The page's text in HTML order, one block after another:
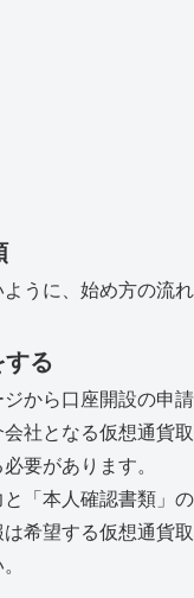
うに、始め方の流れ
る
から口座開設の申請
社となる仮想通貨取
要があります。
「本人確認書類」の
希望する仮想通貨取